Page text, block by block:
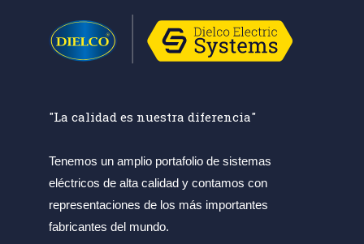
"La calidad es nuestra diferencia"
Tenemos un amplio portafolio de sistemas
eléctricos de alta calidad y contamos con
representaciones de los más importantes
fabricantes del mundo.